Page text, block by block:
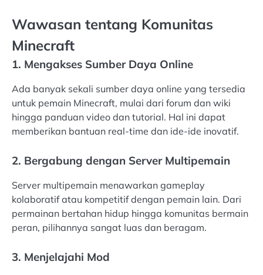
Wawasan tentang Komunitas
Minecraft
1. Mengakses Sumber Daya Online
Ada banyak sekali sumber daya online yang tersedia
untuk pemain Minecraft, mulai dari forum dan wiki
hingga panduan video dan tutorial. Hal ini dapat
memberikan bantuan real-time dan ide-ide inovatif.
2. Bergabung dengan Server Multipemain
Server multipemain menawarkan gameplay
kolaboratif atau kompetitif dengan pemain lain. Dari
permainan bertahan hidup hingga komunitas bermain
peran, pilihannya sangat luas dan beragam.
3. Menjelajahi Mod